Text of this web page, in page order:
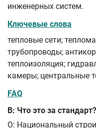
инженерных систем.
Ключевые слова
тепловые сети;
трубопроводы;
теплоизоляция;
камеры; центральные
FAQ
В: Что это за стандарт?
О: Национальный